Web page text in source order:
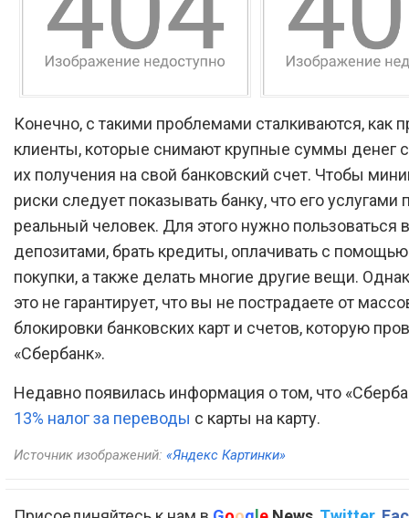
Конечно, с такими проблемами сталкиваются, как
клиенты, которые снимают крупные суммы денег
их получения на свой банковский счет. Чтобы
риски следует показывать банку, что его услугами
реальный человек. Для этого нужно пользоваться
депозитами, брать кредиты, оплачивать с
покупки, а также делать многие другие вещи.
это не гарантирует, что вы не пострадаете от
блокировки банковских карт и счетов, которую
«Сбербанк».
Недавно появилась информация о том, что
13% налог за переводы с карты на карту.
Источник изображений: «Яндекс Картинки»